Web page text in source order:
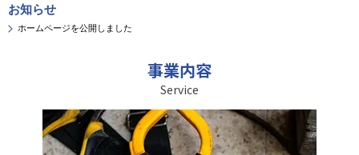
お知らせ
ホームページを公開しました
事業内容
Service